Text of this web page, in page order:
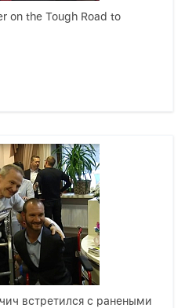
on the Tough Road to
встретился с ранеными